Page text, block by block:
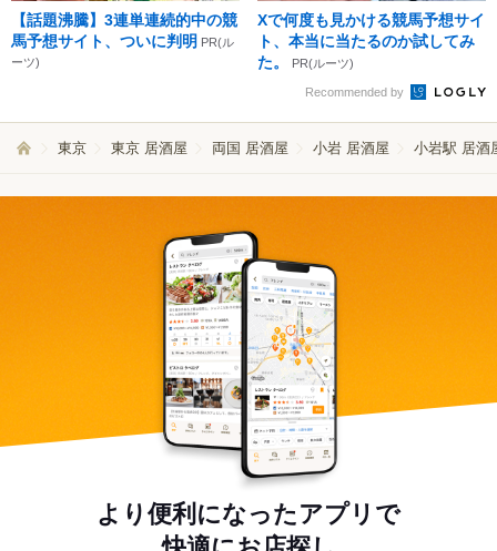
【話題沸騰】3連単連続的中の競
馬予想サイト、ついに判明 PR(ル
ーツ)
Xで何度も見かける競馬予想サイ
ト、本当に当たるのか試してみ
た。
PR(ルーツ)
Recommended by
東京 東京 居酒屋 両国 居酒屋 小岩 居酒屋 小岩駅 居酒
より便利になったアプリで